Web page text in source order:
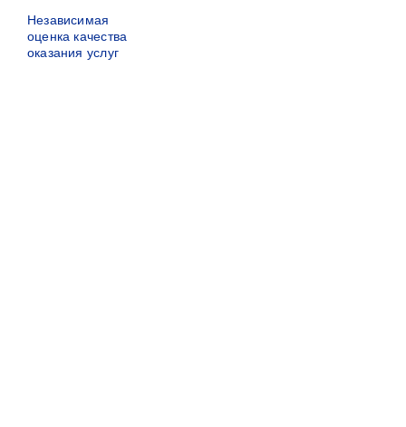
Независимая
оценка качества
оказания услуг